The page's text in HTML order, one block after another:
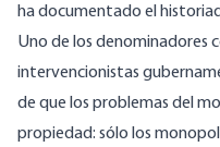
ha documentado el
Uno de los denominadores
intervencionistas
de que los problemas del
propiedad: sólo los